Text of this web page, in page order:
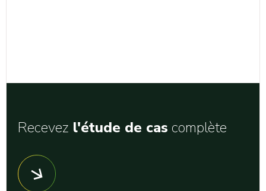
Recevez l'étude de cas complète